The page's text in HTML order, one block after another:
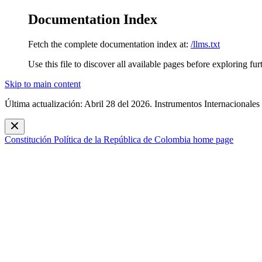
Documentation Index
Fetch the complete documentation index at: /llms.txt
Use this file to discover all available pages before exploring
Skip to main content
Última actualización: Abril 28 del 2026. Instrumentos Internacionales
Constitución Política de la República de Colombia home page